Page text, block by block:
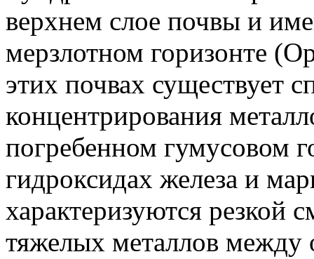
верхнем слое почвы и
мерзлотном горизонте
этих почвах существует
концентрирования
погребенном гумусовом
гидроксидах железа и
характеризуются резкой
тяжелых металлов между